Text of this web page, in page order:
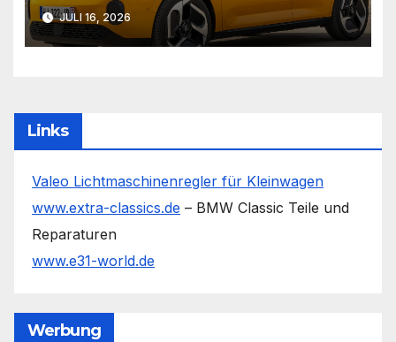
JULI 16, 2026
Links
Valeo Lichtmaschinenregler für Kleinwagen
www.extra-classics.de – BMW Classic Teile und
Reparaturen
www.e31-world.de
Werbung